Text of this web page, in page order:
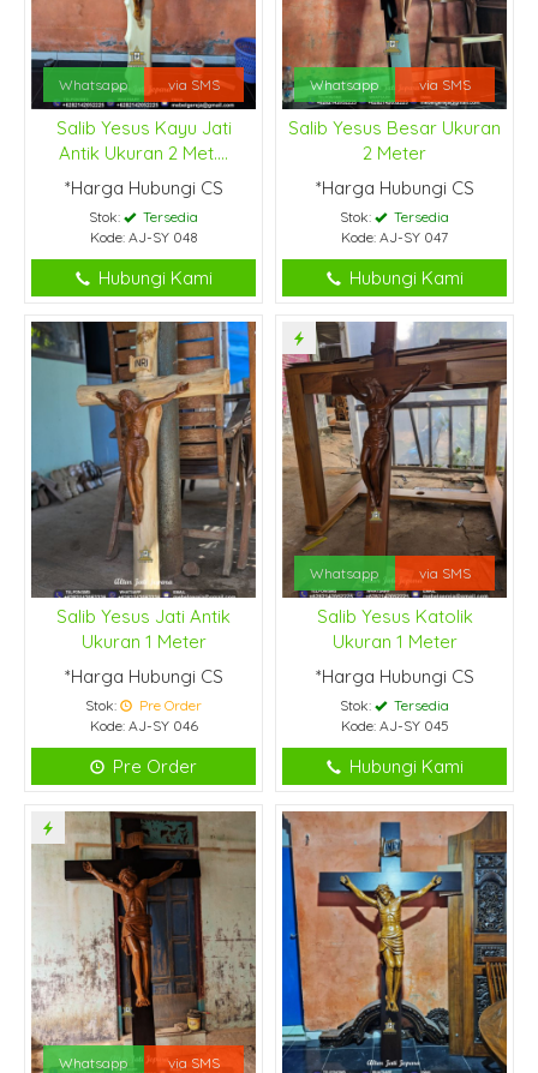
Whatsapp via SMS
Salib Yesus Kayu Jati
Antik Ukuran 2 Met....
*Harga Hubungi CS
Stok:
Tersedia
Kode: AJ-SY 048
Hubungi Kami
Whatsapp via SMS
Salib Yesus Besar Ukuran
2 Meter
*Harga Hubungi CS
Stok:
Tersedia
Kode: AJ-SY 047
Hubungi Kami
Salib Yesus Jati Antik
Ukuran 1 Meter
*Harga Hubungi CS
Stok:
Pre Order
Kode: AJ-SY 046
Pre Order
Whatsapp via SMS
Salib Yesus Katolik
Ukuran 1 Meter
*Harga Hubungi CS
Stok:
Tersedia
Kode: AJ-SY 045
Hubungi Kami
Whatsapp via SMS